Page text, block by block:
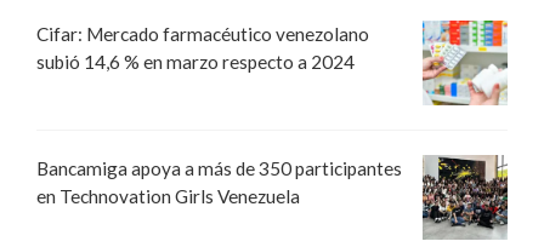
Cifar: Mercado farmacéutico venezolano
subió 14,6 % en marzo respecto a 2024
Bancamiga apoya a más de 350 participantes
en Technovation Girls Venezuela